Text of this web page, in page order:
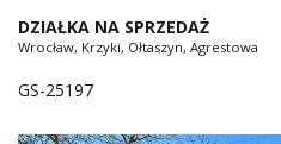
DZIAŁKA NA SPRZEDAŻ
Wrocław, Krzyki, Ołtaszyn, Agrestowa
GS-25197